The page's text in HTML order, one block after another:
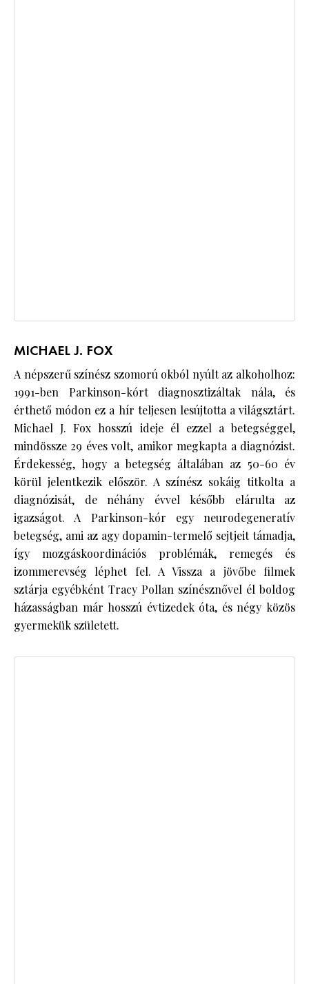
MICHAEL J. FOX
A népszerű színész szomorú okból nyúlt az alkoholhoz:
1991-ben Parkinson-kórt diagnosztizáltak nála, és
érthető módon ez a hír teljesen lesújtotta a világsztárt.
Michael J. Fox hosszú ideje él ezzel a betegséggel,
mindössze 29 éves volt, amikor megkapta a diagnózist.
Érdekesség, hogy a betegség általában az 50-60 év
körül jelentkezik először. A színész sokáig titkolta a
diagnózisát, de néhány évvel később elárulta az
igazságot. A Parkinson-kór egy neurodegeneratív
betegség, ami az agy dopamin-termelő sejtjeit támadja,
így mozgáskoordinációs problémák, remegés és
izommerevség léphet fel. A Vissza a jövőbe filmek
sztárja egyébként Tracy Pollan színésznővel él boldog
házasságban már hosszú évtizedek óta, és négy közös
gyermekük született.